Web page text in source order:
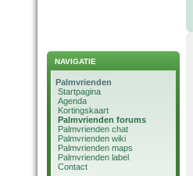
NAVIGATIE
Palmvrienden
Startpagina
Agenda
Kortingskaart
Palmvrienden forums
Palmvrienden chat
Palmvrienden wiki
Palmvrienden maps
Palmvrienden label
Contact